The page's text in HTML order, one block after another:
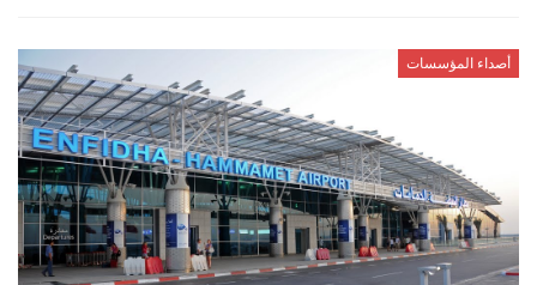
أصداء المؤسسات